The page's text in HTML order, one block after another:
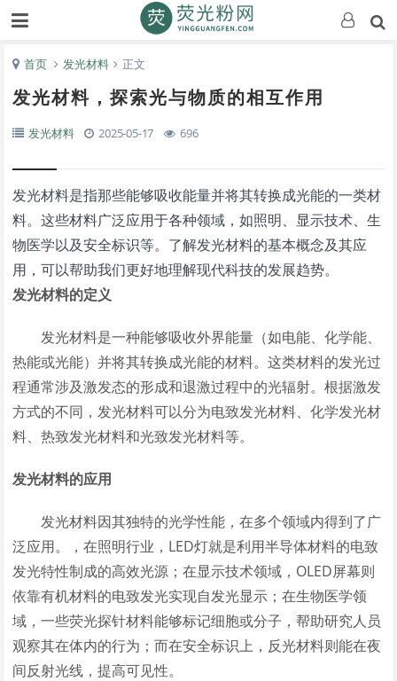
首页 发光材料 正文
发光材料，探索光与物质的相互作用
发光材料 2025-05-17 696
发光材料是指那些能够吸收能量并将其转换成光能的一类材
料。这些材料广泛应用于各种领域，如照明、显示技术、生
物医学以及安全标识等。了解发光材料的基本概念及其应
用，可以帮助我们更好地理解现代科技的发展趋势。
发光材料的定义
发光材料是一种能够吸收外界能量（如电能、化学能、
热能或光能）并将其转换成光能的材料。这类材料的发光过
程通常涉及激发态的形成和退激过程中的光辐射。根据激发
方式的不同，发光材料可以分为电致发光材料、化学发光材
料、热致发光材料和光致发光材料等。
发光材料的应用
发光材料因其独特的光学性能，在多个领域内得到了广
泛应用。，在照明行业，LED灯就是利用半导体材料的电致
发光特性制成的高效光源；在显示技术领域，OLED屏幕则
依靠有机材料的电致发光实现自发光显示；在生物医学领
域，一些荧光探针材料能够标记细胞或分子，帮助研究人员
观察其在体内的行为；而在安全标识上，反光材料则能在夜
间反射光线，提高可见性。